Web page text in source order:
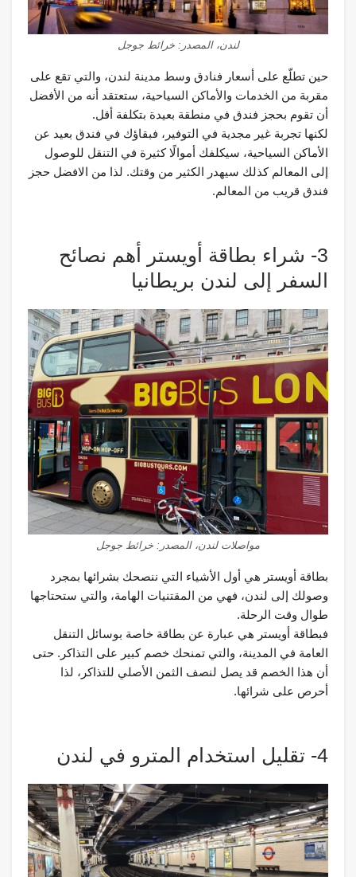
لندن، المصدر: خرائط جوجل
حين تطلّع على أسعار فنادق وسط مدينة لندن، والتي تقع على
مقربة من الخدمات والأماكن السياحية، ستعتقد أنه من الأفضل
أن تقوم بحجز فندق في منطقة بعيدة بتكلفة أقل.
لكنها تجربة غير مجدية في التوفير، فبقاؤك في فندق بعيد عن
الأماكن السياحية، سيكلفك أموالًا كثيرة في التنقل للوصول
إلى المعالم كذلك سيهدر الكثير من وقتك. لذا من الافضل حجز
فندق قريب من المعالم.
3- شراء بطاقة أويستر أهم نصائح
السفر إلى لندن بريطانيا
مواصلات لندن، المصدر: خرائط جوجل
بطاقة أويستر هي أول الأشياء التي ننصحك بشرائها بمجرد
وصولك إلى لندن، فهي من المقتنيات الهامة، والتي ستحتاجها
طوال وقت الرحلة.
فبطاقة أويستر هي عبارة عن بطاقة خاصة بوسائل التنقل
العامة في المدينة، والتي تمنحك خصم كبير على التذاكر. حتى
أن هذا الخصم قد يصل لنصف الثمن الأصلي للتذاكر، لذا
أحرص على شرائها.
4- تقليل استخدام المترو في لندن